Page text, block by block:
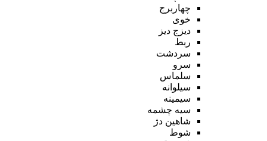
چهاربرج
خوی
دیزج دیز
ربط
سردشت
سرو
سلماس
سیلوانه
سیمینه
سیه چشمه
شاهین دژ
شوط